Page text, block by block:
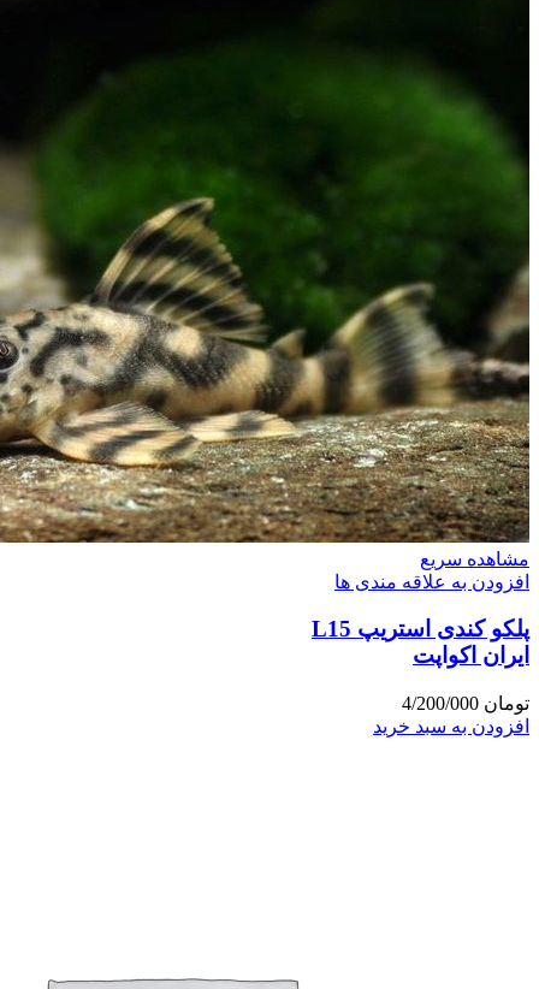
مشاهده سریع
افزودن به علاقه مندی ها
پلکو کندی استریپ L15
ایران اکواپت
تومان
افزودن به سبد خرید